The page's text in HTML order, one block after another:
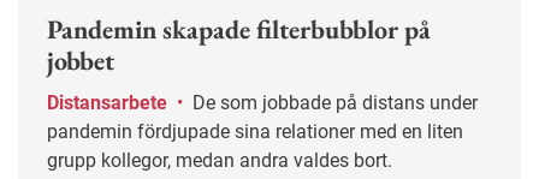
Pandemin skapade filterbubblor på
jobbet
Distansarbete •
pandemin fördjupade sina relationer med en liten
grupp kollegor, medan andra valdes bort.